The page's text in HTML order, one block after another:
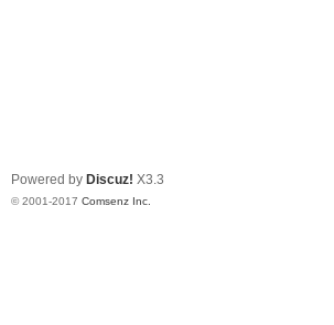
Powered by Discuz! X3.3
© 2001-2017 Comsenz Inc.